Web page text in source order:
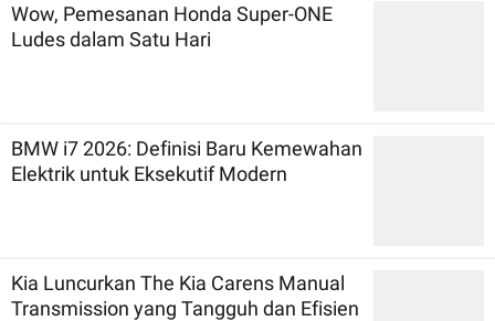
Wow, Pemesanan Honda Super-ONE
Ludes dalam Satu Hari
BMW i7 2026: Definisi Baru Kemewahan
Elektrik untuk Eksekutif Modern
Kia Luncurkan The Kia Carens Manual
Transmission yang Tangguh dan Efisien